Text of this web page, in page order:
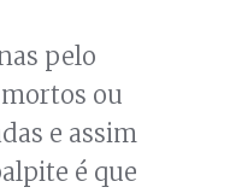
pelo
ou
e assim
é que